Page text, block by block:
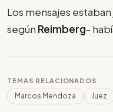
Los mensajes
según Reimberg-
TEMAS RELACIONADOS
Marcos Mendoza Juez